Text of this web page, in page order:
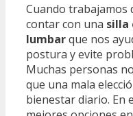
Cuando trabajamos
contar con una silla
lumbarque nos
postura y evite
Muchas personas
que una mala
bienestar diario. En